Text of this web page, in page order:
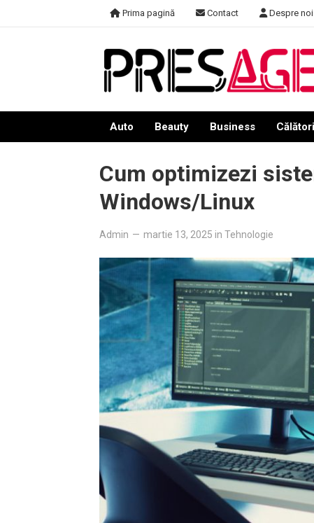
Prima pagină Contact Despre noi
Auto Beauty Business
Cum optimizezi
Windows/Linux
Admin — martie 13, 2025 in Tehnologie